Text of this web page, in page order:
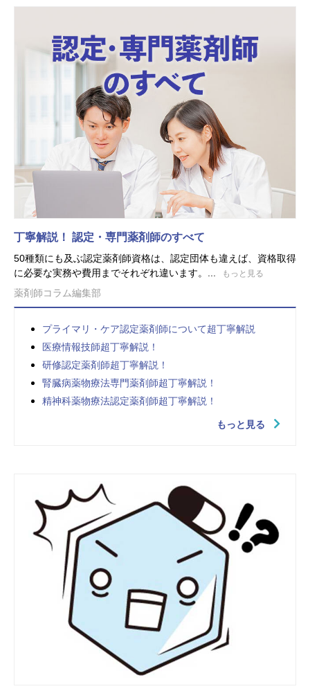
丁寧解説！ 認定・専門薬剤師のすべて
50種類にも及ぶ認定薬剤師資格は、認定団体も違えば、資格取得
に必要な実務や費用までそれぞれ違います。...
もっと見る
薬剤師コラム編集部
プライマリ・ケア認定薬剤師について超丁寧解説
医療情報技師超丁寧解説！
研修認定薬剤師超丁寧解説！
腎臓病薬物療法専門薬剤師超丁寧解説！
精神科薬物療法認定薬剤師超丁寧解説！
もっと見る